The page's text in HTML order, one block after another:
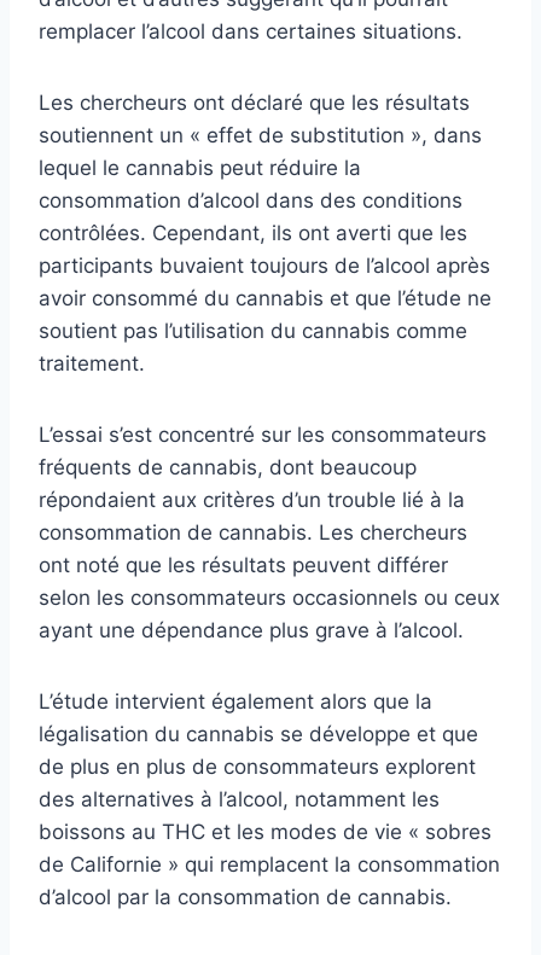
remplacer l’alcool dans certaines situations.
Les chercheurs ont déclaré que les résultats
soutiennent un « effet de substitution », dans
lequel le cannabis peut réduire la
consommation d’alcool dans des conditions
contrôlées. Cependant, ils ont averti que les
participants buvaient toujours de l’alcool après
avoir consommé du cannabis et que l’étude ne
soutient pas l’utilisation du cannabis comme
traitement.
L’essai s’est concentré sur les consommateurs
fréquents de cannabis, dont beaucoup
répondaient aux critères d’un trouble lié à la
consommation de cannabis. Les chercheurs
ont noté que les résultats peuvent différer
selon les consommateurs occasionnels ou ceux
ayant une dépendance plus grave à l’alcool.
L’étude intervient également alors que la
légalisation du cannabis se développe et que
de plus en plus de consommateurs explorent
des alternatives à l’alcool, notamment les
boissons au THC et les modes de vie « sobres
de Californie » qui remplacent la consommation
d’alcool par la consommation de cannabis.